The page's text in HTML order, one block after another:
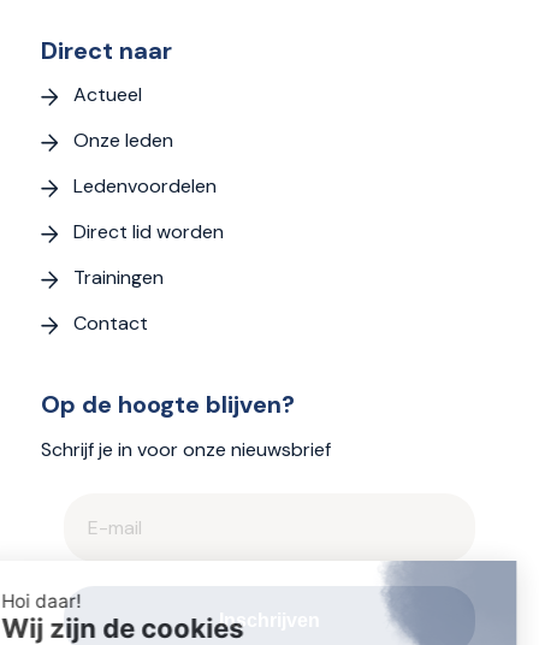
Direct naar
Actueel
Onze leden
Ledenvoordelen
Direct lid worden
Trainingen
Contact
Op de hoogte blijven?
Schrijf je in voor onze nieuwsbrief